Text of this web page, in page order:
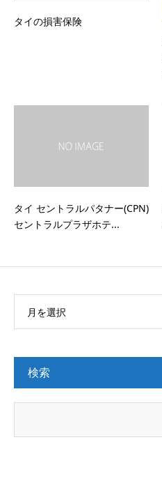
タイの損害保険
タイ セントラルパタナー(CPN)
セントラルプラザホテ...
月を選択
検索